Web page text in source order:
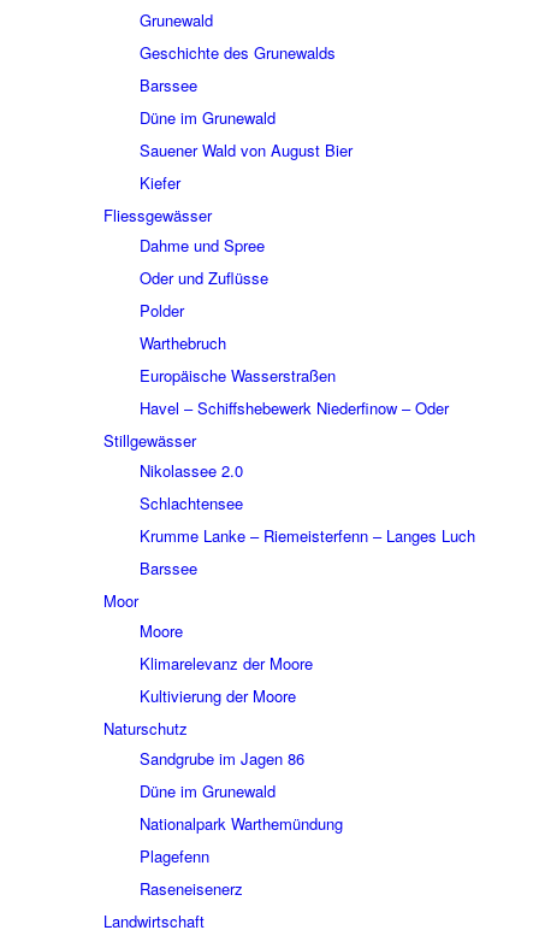
Grune­wald
Geschichte des Grune­walds
Bars­see
Düne im Grune­wald
Saue­ner Wald von August Bier
Kiefer
Fliess­ge­wäs­ser
Dahme und Spree
Oder und Zuflüsse
Polder
Wart­he­bruch
Euro­päi­sche Wasser­stra­ßen
Havel – Schiffs­he­be­werk Nieder­fi­now – Oder
Still­ge­wäs­ser
Niko­las­see 2.0
Schlach­ten­see
Krumme Lanke – Riemei­ster­fenn – Langes Luch
Bars­see
Moor
Moore
Klima­re­le­vanz der Moore
Kulti­vie­rung der Moore
Natur­schutz
Sand­grube im Jagen 86
Düne im Grune­wald
Natio­nal­park Warthe­mün­dung
Plage­fenn
Rasen­ei­sen­erz
Land­wirt­schaft